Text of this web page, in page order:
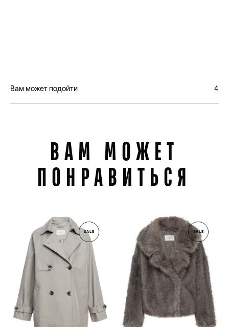
Вам может подойти 4
ВАМ МОЖЕТ
ПОНРАВИТЬСЯ
SALE SALE